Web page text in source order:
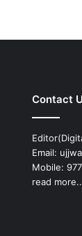
Contact
Email:
Mobile:
read